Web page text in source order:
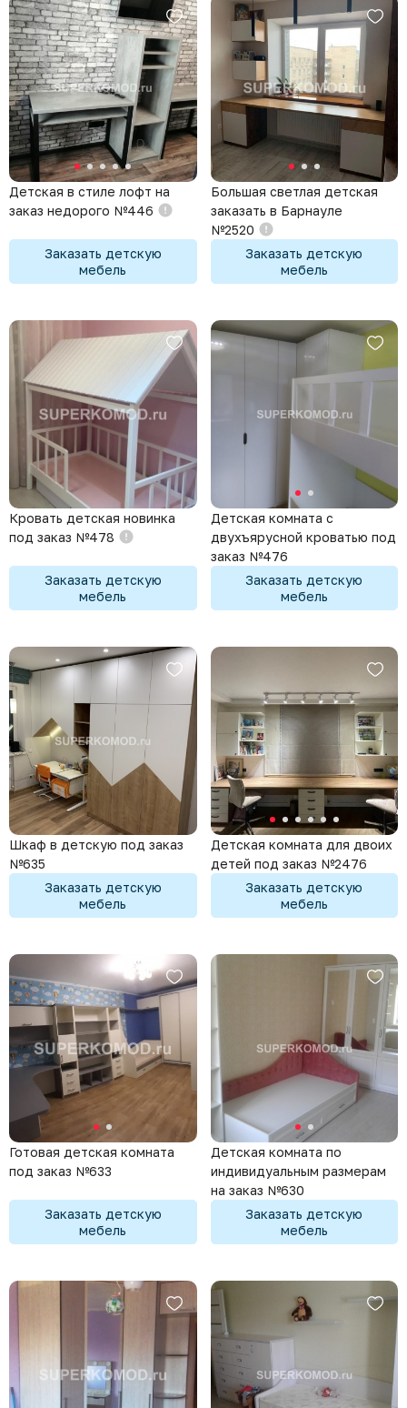
Детская в стиле лофт на
заказ недорого №446
Заказать детскую
мебель
Большая светлая детская
заказать в Барнауле
№2520
Заказать детскую
мебель
Кровать детская новинка
под заказ №478
Заказать детскую
мебель
Детская комната с
двухъярусной кроватью под
заказ №476
Заказать детскую
мебель
Шкаф в детскую под заказ
№635
Заказать детскую
мебель
Детская комната для двоих
детей под заказ №2476
Заказать детскую
мебель
Готовая детская комната
под заказ №633
Заказать детскую
мебель
Детская комната по
индивидуальным размерам
на заказ №630
Заказать детскую
мебель